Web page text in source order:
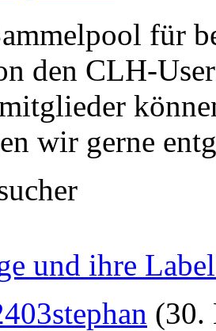
für
den CLH-
wir gerne
und ihre
(30.